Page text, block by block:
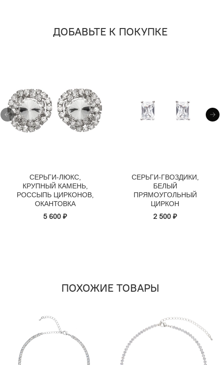
ДОБАВЬТЕ К ПОКУПКЕ
СЕРЬГИ-ЛЮКС,
КРУПНЫЙ КАМЕНЬ,
РОССЫПЬ ЦИРКОНОВ,
ОКАНТОВКА
5 600 ₽
СЕРЬГИ-ГВОЗДИКИ,
БЕЛЫЙ
ПРЯМОУГОЛЬНЫЙ
ЦИРКОН
2 500 ₽
ПОХОЖИЕ ТОВАРЫ